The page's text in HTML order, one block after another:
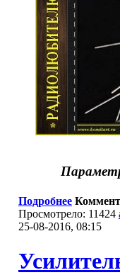
Подробнее
Просмотрело: 11424
25-08-2016, 08:15